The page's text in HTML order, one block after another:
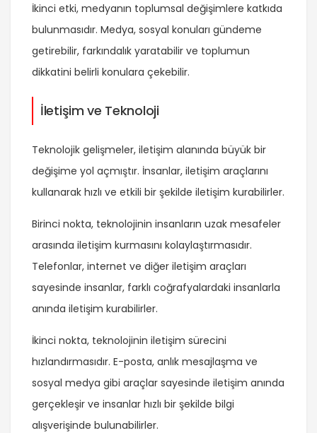
İkinci etki, medyanın toplumsal değişimlere katkıda
bulunmasıdır. Medya, sosyal konuları gündeme
getirebilir, farkındalık yaratabilir ve toplumun
dikkatini belirli konulara çekebilir.
İletişim ve Teknoloji
Teknolojik gelişmeler, iletişim alanında büyük bir
değişime yol açmıştır. İnsanlar, iletişim araçlarını
kullanarak hızlı ve etkili bir şekilde iletişim kurabilirler.
Birinci nokta, teknolojinin insanların uzak mesafeler
arasında iletişim kurmasını kolaylaştırmasıdır.
Telefonlar, internet ve diğer iletişim araçları
sayesinde insanlar, farklı coğrafyalardaki insanlarla
anında iletişim kurabilirler.
İkinci nokta, teknolojinin iletişim sürecini
hızlandırmasıdır. E-posta, anlık mesajlaşma ve
sosyal medya gibi araçlar sayesinde iletişim anında
gerçekleşir ve insanlar hızlı bir şekilde bilgi
alışverişinde bulunabilirler.